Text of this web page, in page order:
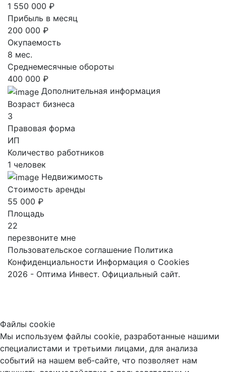
1 550 000 ₽
Прибыль в месяц
200 000 ₽
Окупаемость
8 мес.
Среднемесячные обороты
400 000 ₽
Дополнительная информация
Возраст бизнеса
3
Правовая форма
ИП
Количество работников
1 человек
Недвижимость
Стоимость аренды
55 000 ₽
Площадь
22
перезвоните мне
Пользовательское соглашение Политика
Конфиденциальности Информация о Cookies
2026 - Оптима Инвест. Официальный сайт.
Файлы cookie
Мы используем файлы cookie, разработанные нашими
специалистами и третьими лицами, для анализа
событий на нашем веб-сайте, что позволяет нам